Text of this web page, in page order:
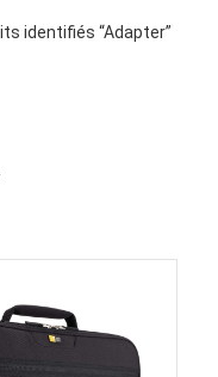
identifiés “Adapter”